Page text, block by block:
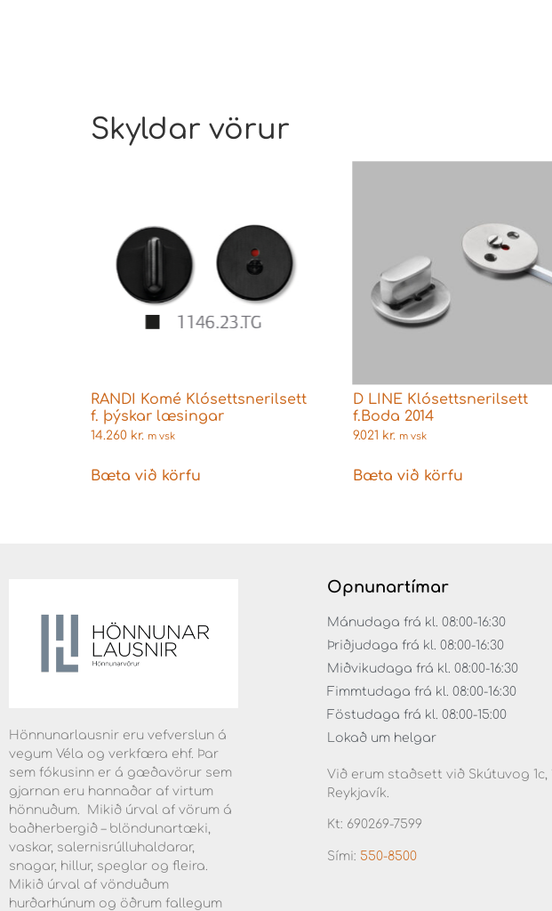
Skyldar vörur
RANDI Komé Klósettsnerilsett
f. þýskar læsingar
14.260 kr. m vsk
Bæta við körfu
D LINE Klósettsnerilsett
f.Boda 2014
9.021 kr. m vsk
Bæta við körfu
Hönnunarlausnir eru vefverslun á
vegum Véla og verkfæra ehf. Þar
sem fókusinn er á gæðavörur sem
gjarnan eru hannaðar af virtum
hönnuðum. Mikið úrval af vörum á
baðherbergið – blöndunartæki,
vaskar, salernisrúlluhaldarar,
snagar, hillur, speglar og fleira.
Mikið úrval af vönduðum
hurðarhúnum og öðrum fallegum
Opnunartímar
Mánudaga frá kl. 08:00-16:30
Þriðjudaga frá kl. 08:00-16:30
Miðvikudaga frá kl. 08:00-16:30
Fimmtudaga frá kl. 08:00-16:30
Föstudaga frá kl. 08:00-15:00
Lokað um helgar
Við erum staðsett við Skútuvog 1c,
Reykjavík.
Kt: 690269-7599
Sími: 550-8500